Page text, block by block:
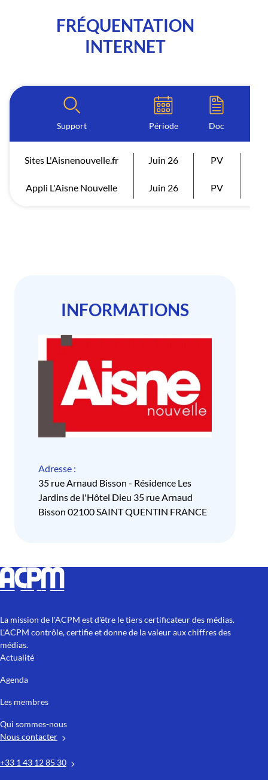
FRÉQUENTATION
INTERNET
Support Période Doc
Sites L'Aisnenouvelle.fr Juin 26 PV
Appli L'Aisne Nouvelle Juin 26 PV
INFORMATIONS
Adresse :
35 rue Arnaud Bisson - Résidence Les
Jardins de l'Hôtel Dieu 35 rue Arnaud
Bisson 02100 SAINT QUENTIN FRANCE
La mission de l'ACPM est d'être le tiers certificateur des médias.
L'ACPM contrôle, certifie et donne de la valeur aux chiffres des
médias.
Actualité
Agenda
Les membres
Qui sommes-nous
Nous contacter
+33 1 43 12 85 30